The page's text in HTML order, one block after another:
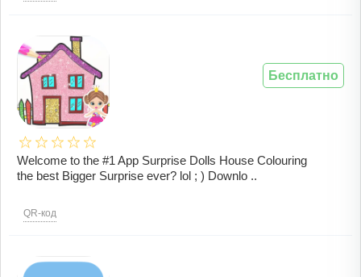
Welcome to the #1 App Surprise Dolls House Colouring
the best Bigger Surprise ever? lol ; ) Downlo ..
QR-код
Бесплатно